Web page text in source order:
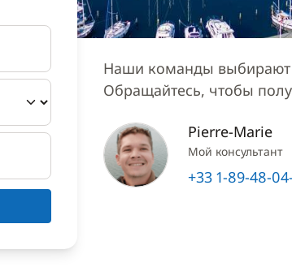
Наши команды выбирают
Обращайтесь, чтобы
Pierre-Marie
Мой консультант
+33 1-89-48-